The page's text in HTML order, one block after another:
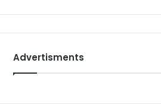
Advertisments